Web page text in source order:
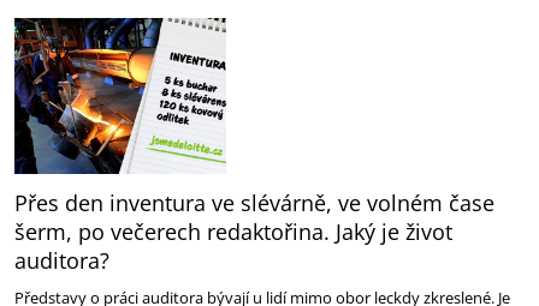
Přes den inventura ve slévárně, ve volném čase
šerm, po večerech redaktořina. Jaký je život
auditora?
Představy o práci auditora bývají u lidí mimo obor leckdy zkreslené. Je